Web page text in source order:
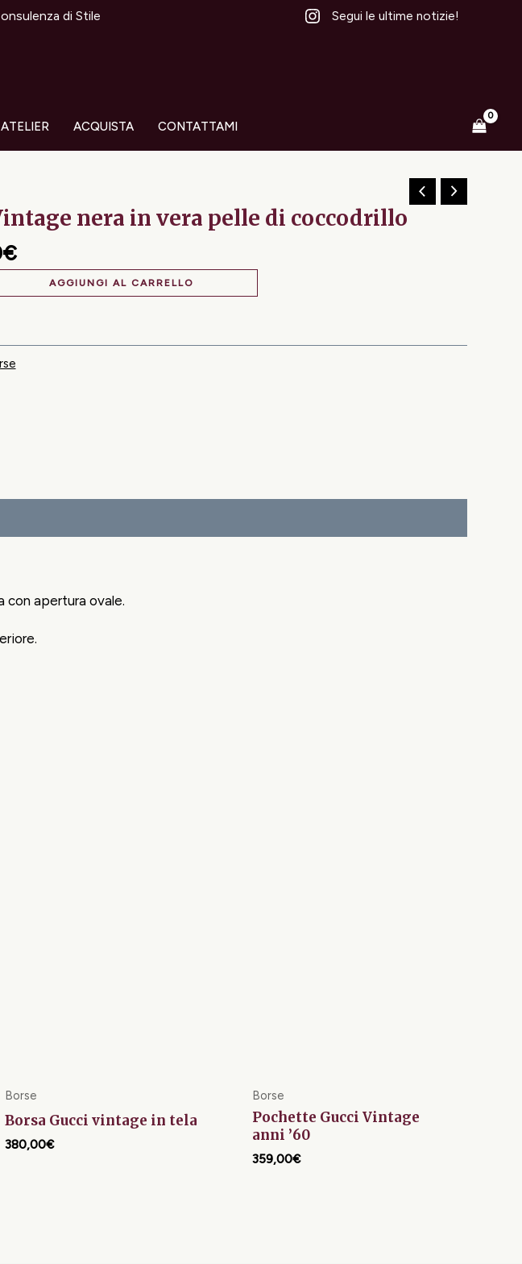
di Stile Segui le ultime notizie!
ATELIER ACQUISTA CONTATTAMI
nera in vera pelle di coccodrillo
€
AGGIUNGI AL CARRELLO
apertura ovale.
Borse
Borsa Gucci vintage in tela
380,00€
Borse
Pochette Gucci Vintage
anni ’60
359,00€